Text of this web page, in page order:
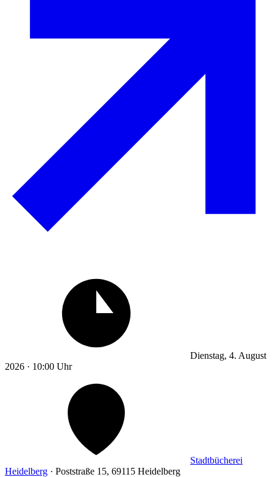
Dienstag, 4. August
2026 · 10:00 Uhr
Stadtbücherei
Heidelberg · Poststraße 15, 69115 Heidelberg